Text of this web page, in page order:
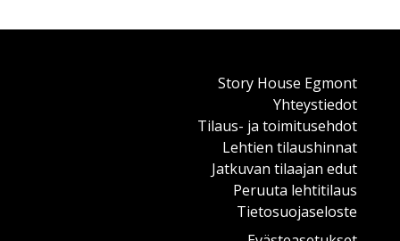
Story House Egmont
Yhteystiedot
Tilaus- ja toimitusehdot
Lehtien tilaushinnat
Jatkuvan tilaajan edut
Peruuta lehtitilaus
Tietosuojaseloste